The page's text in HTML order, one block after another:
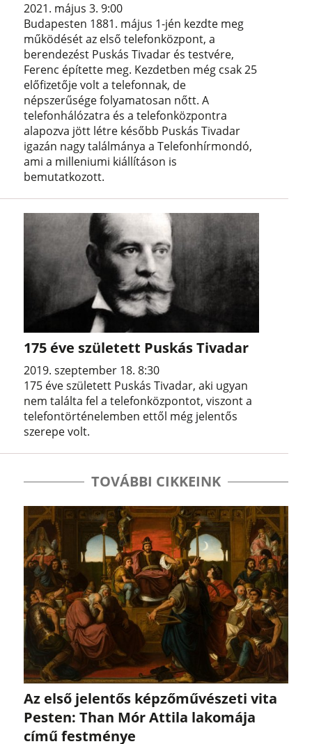
2021. május 3. 9:00
Budapesten 1881. május 1-jén kezdte meg
működését az első telefonközpont, a
berendezést Puskás Tivadar és testvére,
Ferenc építette meg. Kezdetben még csak 25
előfizetője volt a telefonnak, de
népszerűsége folyamatosan nőtt. A
telefonhálózatra és a telefonközpontra
alapozva jött létre később Puskás Tivadar
igazán nagy találmánya a Telefonhírmondó,
ami a milleniumi kiállításon is
bemutatkozott.
175 éve született Puskás Tivadar
2019. szeptember 18. 8:30
175 éve született Puskás Tivadar, aki ugyan
nem találta fel a telefonközpontot, viszont a
telefontörténelemben ettől még jelentős
szerepe volt.
TOVÁBBI CIKKEINK
Az első jelentős képzőművészeti vita
Pesten: Than Mór Attila lakomája
című festménye